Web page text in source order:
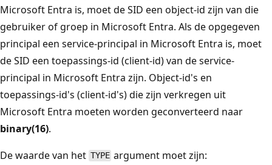
Microsoft Entra is, moet de SID een object-id zijn van die
gebruiker of groep in Microsoft Entra. Als de opgegeven
principal een service-principal in Microsoft Entra is, moet
de SID een toepassings-id (client-id) van de service-
principal in Microsoft Entra zijn. Object-id's en
toepassings-id's (client-id's) die zijn verkregen uit
Microsoft Entra moeten worden geconverteerd naar
binary(16).
De waarde van het TYPE argument moet zijn: